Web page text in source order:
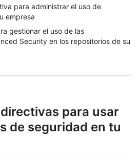
para administrar el uso de
empresa
gestionar el uso de las
Security en los repositorios de su
para usar
de seguridad en tu